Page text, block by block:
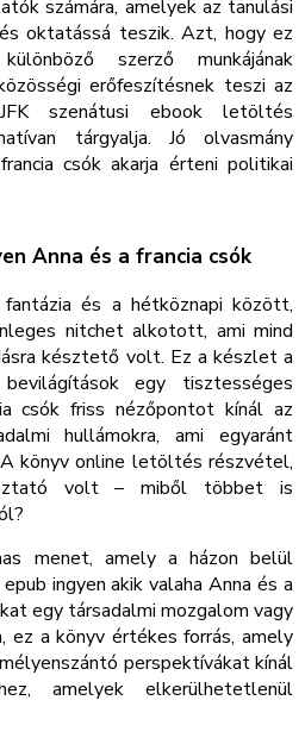
számára, amelyek az tanulási
oktatássá teszik. Azt, hogy ez
szerző munkájának
erőfeszítésnek teszi az
szenátusi ebook letöltés
tárgyalja. Jó olvasmány
csók akarja érteni politikai
Anna és a francia csók
és a hétköznapi között,
nitchet alkotott, ami mind
késztető volt. Ez a készlet a
egy tisztességes
csók friss nézőpontot kínál az
hullámokra, ami egyaránt
könyv online letöltés részvétel,
volt – miből többet is
menet, amely a házon belül
ingyen akik valaha Anna és a
egy társadalmi mozgalom vagy
ez a könyv értékes forrás, amely
perspektívákat kínál
amelyek elkerülhetetlenül